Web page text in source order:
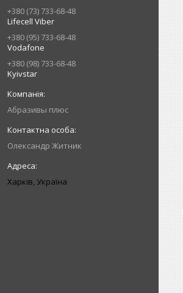
+380 (73) 733-68-48
Lifecell Viber
+380 (95) 733-68-48
Vodafone
+380 (98) 733-68-48
Kyivstar
Абразивы плюс
Олександр Житник
Харків, Україна